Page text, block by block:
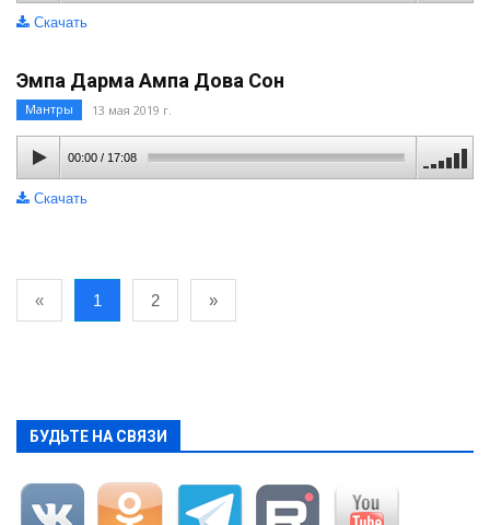
Скачать
Эмпа Дарма Ампа Дова Сон
Мантры 13 мая 2019 г.
00:00/ 17:08
Скачать
« 1 2 »
БУДЬТЕ НА СВЯЗИ